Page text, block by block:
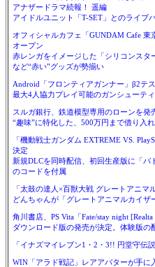
アナザードラマ続報！ 遥編
アイドルユニット「T-SET」とのライブ
オフィシャルカフェ「GUNDAM Cafe 東
オープン
赤レンガをイメージした「シリコンスタ
など“赤い”グッズが勢揃い
Android「フロンティアガンナー」β2テ
最大4人協力プレイ可能のガンシューテ
スルガ銀行、鉄道模型専用のローンを発
“趣味”に特化した、500万円まで借り入
「機動戦士ガンダム EXTREME VS.
決定
新規DLCを同時配信、初回生産版に「バ
のコードを付属
「太鼓の達人×百獣大戦 グレートアニマ
どんちゃんが「グレートアニマルカイザ
角川書店、PS Vita「Fate/stay night [Realta
ダウンロード版の発売が決定。体験版の
「イナズマイレブン1・2・3!! 円堂守伝
WIN「アラド戦記」レアアバターが手に